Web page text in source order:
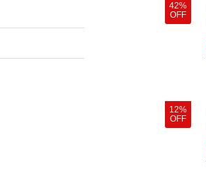
42%
OFF
12%
OFF